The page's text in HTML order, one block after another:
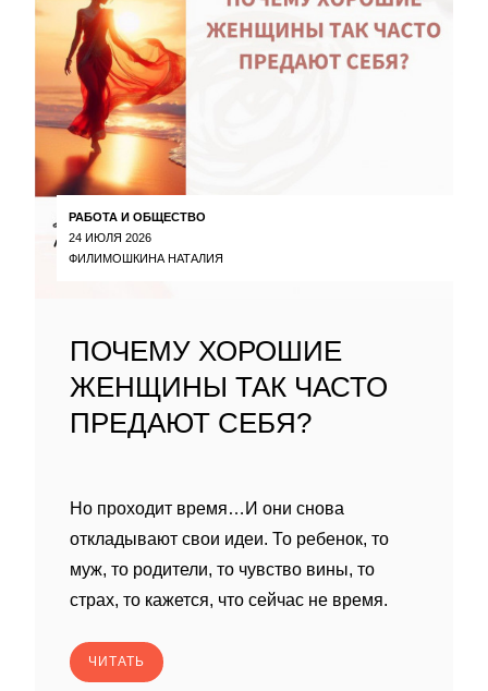
РАБОТА И ОБЩЕСТВО
24 ИЮЛЯ 2026
ФИЛИМОШКИНА НАТАЛИЯ
ПОЧЕМУ ХОРОШИЕ
ЖЕНЩИНЫ ТАК ЧАСТО
ПРЕДАЮТ СЕБЯ?
Но проходит время…И они снова
откладывают свои идеи. То ребенок, то
муж, то родители, то чувство вины, то
страх, то кажется, что сейчас не время.
ЧИТАТЬ